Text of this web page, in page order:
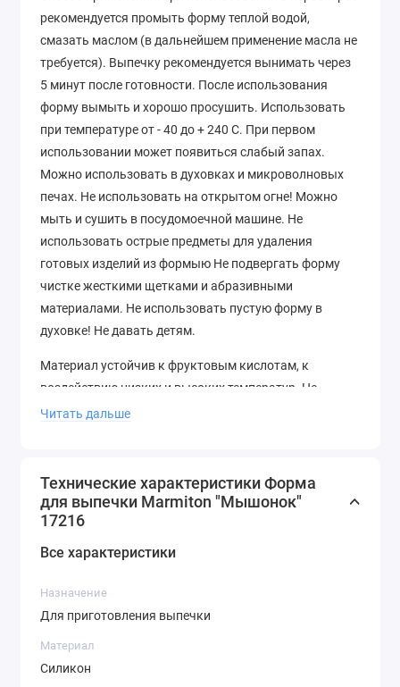
рекомендуется промыть форму теплой водой,
смазать маслом (в дальнейшем применение масла не
требуется). Выпечку рекомендуется вынимать через
5 минут после готовности. После использования
форму вымыть и хорошо просушить. Использовать
при температуре от - 40 до + 240 С. При первом
использовании может появиться слабый запах.
Можно использовать в духовках и микроволновых
печах. Не использовать на открытом огне! Можно
мыть и сушить в посудомоечной машине. Не
использовать острые предметы для удаления
готовых изделий из формыю Не подвергать форму
чистке жесткими щетками и абразивными
материалами. Не использовать пустую форму в
духовке! Не давать детям.
Материал устойчив к фруктовым кислотам, к
воздействию низких и высоких температур. Не
взаимодействует с продуктами питания и не
аккуратно вынимать изделия из формы. Обладает
естественным антипригарным свойством.
Читать дальше
Технические характеристики Форма
для выпечки Marmiton "Мышонок"
17216
Все характеристики
Назначение
Для приготовления выпечки
Материал
Силикон